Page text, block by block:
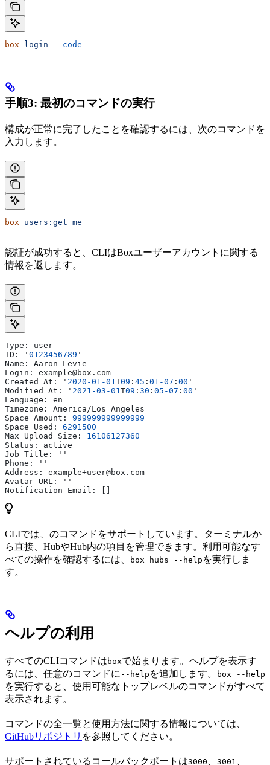
box login --code
手順3: 最初のコマンドの実行
構成が正常に完了したことを確認するには、次のコマンドを
入力します。
box users:get me
認証が成功すると、CLIはBoxユーザーアカウントに関する
情報を返します。
Type: user
ID: ' 0123456789 '
Name: Aaron Levie
Login: example@box.com
Created At: ' 2020-01-01 T09 : 45 : 01-07 : 00 '
Modified At: ' 2021-03-01 T09 : 30 : 05-07 : 00 '
Language: en
Timezone: America/Los_Angeles
Space Amount: 999999999999999
Space Used: 6291500
Max Upload Size: 16106127360
Status: active
Job Title: ''
Phone: ''
Address: example+user@box.com
Avatar URL: ''
Notification Email: []
CLIでは、 のコマンドをサポートしています。ターミナルか
ら直接、HubやHub内の項目を管理できます。利用可能なす
べての操作を確認するには、
box hubs --help を実行しま
す。
ヘルプの利用
すべてのCLIコマンドは boxで始まります。ヘルプを表示す
るには、任意のコマンドに --help を追加します。 box --help
を実行すると、使用可能なトップレベルのコマンドがすべて
表示されます。
コマンドの全一覧と使用方法に関する情報については、
GitHubリポジトリ を参照してください。
サポートされているコールバックポートは3000 3001